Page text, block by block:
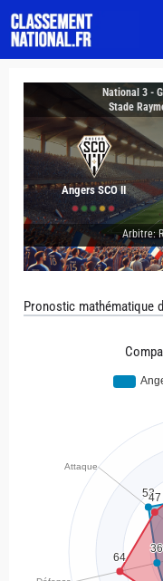
National 3 -
Stade
Angers SCO II
Arbitre:
Pronostic mathématique